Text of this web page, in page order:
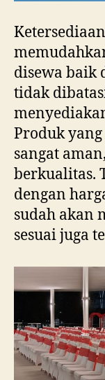
disewa baik
tidak
Produk
sangat
berkualitas.
dengan
sudah akan
sesuai juga